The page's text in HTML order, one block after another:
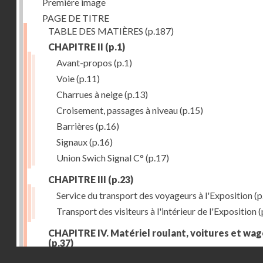
PAGE DE TITRE
TABLE DES MATIÈRES (p.187)
CHAPITRE II (p.1)
Avant-propos (p.1)
Voie(p.11)
Charrues à neige(p.13)
Croisement, passages à niveau(p.15)
Barrières (p.16)
Signaux(p.16)
Union Swich Signal C° (p.17)
CHAPITRE III (p.23)
Service du transport des voyageurs à l'Exposition
Transport des visiteurs à l'intérieur de l'Exposition
CHAPITRE IV. Matériel roulant, voitures et
(p.37)